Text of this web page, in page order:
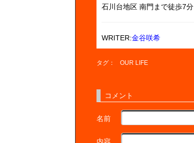
石川台地区 南門まで徒歩7分
WRITER:金谷咲希
タグ： OUR LIFE
コメント
名前
内容